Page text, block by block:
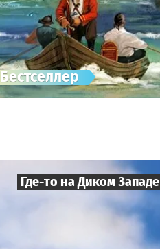
Бестселлер
Где-то на Диком Западе